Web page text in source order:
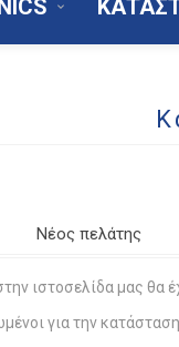
Νέος πελάτης
ιστοσελίδα μας θα
για την